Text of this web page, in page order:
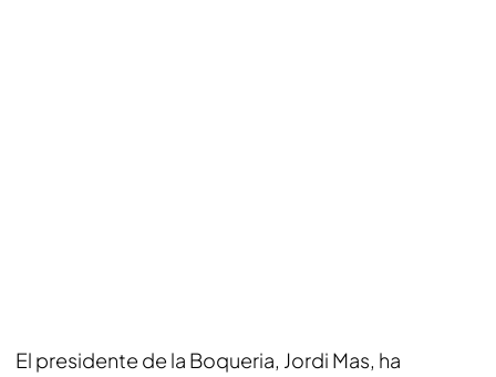
El presidente de la Boqueria, Jordi Mas, ha